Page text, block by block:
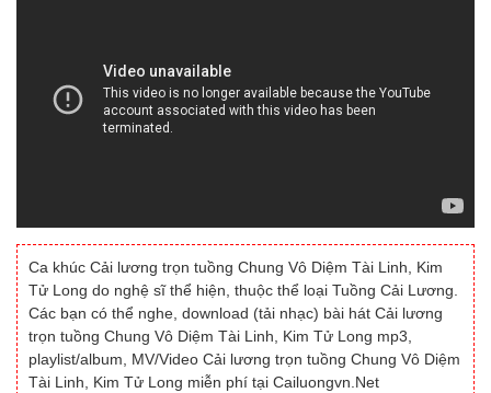
Ca khúc Cải lương trọn tuồng Chung Vô Diệm Tài Linh, Kim
Tử Long do nghệ sĩ thể hiện, thuộc thể loại Tuồng Cải Lương.
Các bạn có thể nghe, download (tải nhạc) bài hát Cải lương
trọn tuồng Chung Vô Diệm Tài Linh, Kim Tử Long mp3,
playlist/album, MV/Video Cải lương trọn tuồng Chung Vô Diệm
Tài Linh, Kim Tử Long miễn phí tại Cailuongvn.Net